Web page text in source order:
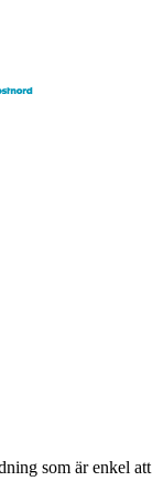
som är enkel att